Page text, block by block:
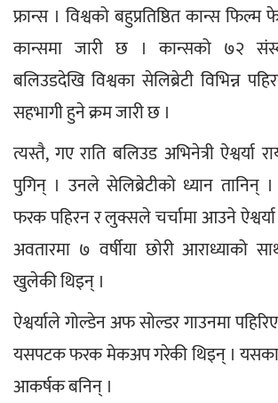
फ्रान्स । विश्वको बहुप्रतिष्ठित कान्स
कान्समा जारी छ । कान्सको ७२
बलिउडदेखि विश्वका सेलिब्रेटी विभिन्न
सहभागी हुने क्रम जारी छ ।
त्यस्तै, गए राति बलिउड अभिनेत्री ऐश्वर्या
पुगिन् । उनले सेलिब्रेटीको ध्यान तानिन्
फरक पहिरन र लुक्सले चर्चामा आउने
अवतारमा ७ वर्षीया छोरी आराध्याको
खुलेकी थिइन् ।
ऐश्वर्याले गोल्डेन अफ सोल्डर गाउनमा
यसपटक फरक मेकअप गरेकी थिइन् ।
आकर्षक बनिन् ।